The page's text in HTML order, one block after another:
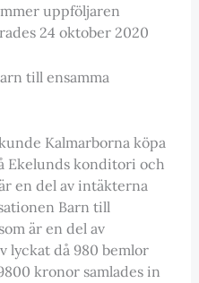
uppföljaren
24 oktober 2020
till ensamma
Kalmarborna köpa
Ekelunds konditori och
en del av intäkterna
Barn till
är en del av
lyckat då 980 bemlor
kronor samlades in